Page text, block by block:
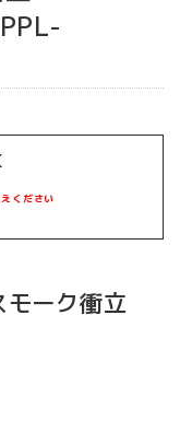
ください
ーク衝立